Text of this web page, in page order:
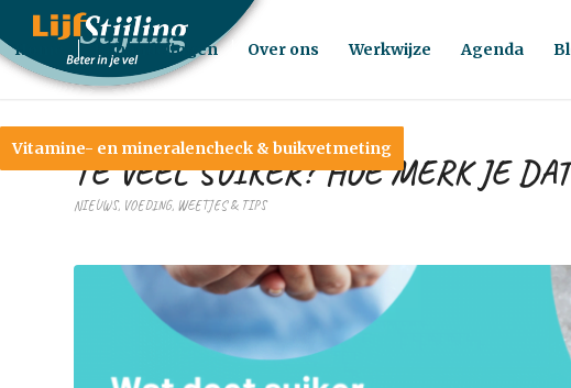
Home Behandelingen Over ons Werkwijze Agenda
Vitamine- en mineralencheck & buikvetmeting
TE VEEL SUIKER? HOE MERK JE
NIEUWS, VOEDING, WEETJES & TIPS